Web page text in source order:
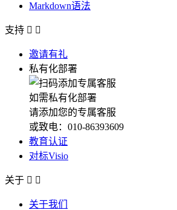
Markdown语法
支持  
邀请有礼
私有化部署
如需私有化部署
请添加您的专属客服
或致电：010-86393609
教育认证
对标Visio
关于  
关于我们